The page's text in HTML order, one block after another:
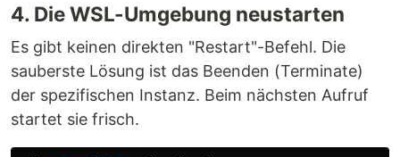
4. Die WSL-Umgebung neustarten
Es gibt keinen direkten "Restart"-Befehl. Die
sauberste Lösung ist das Beenden (Terminate)
der spezifischen Instanz. Beim nächsten Aufruf
startet sie frisch.